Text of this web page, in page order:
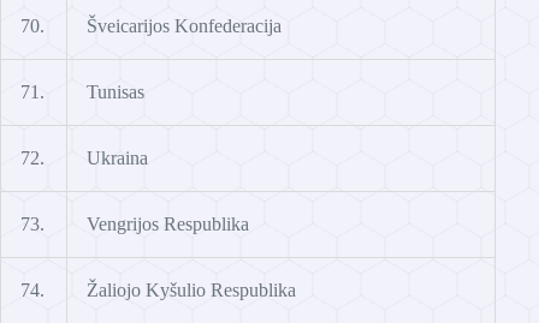
70. Šveicarijos Konfederacija
71. Tunisas
72. Ukraina
73. Vengrijos Respublika
74. Žaliojo Kyšulio Respublika